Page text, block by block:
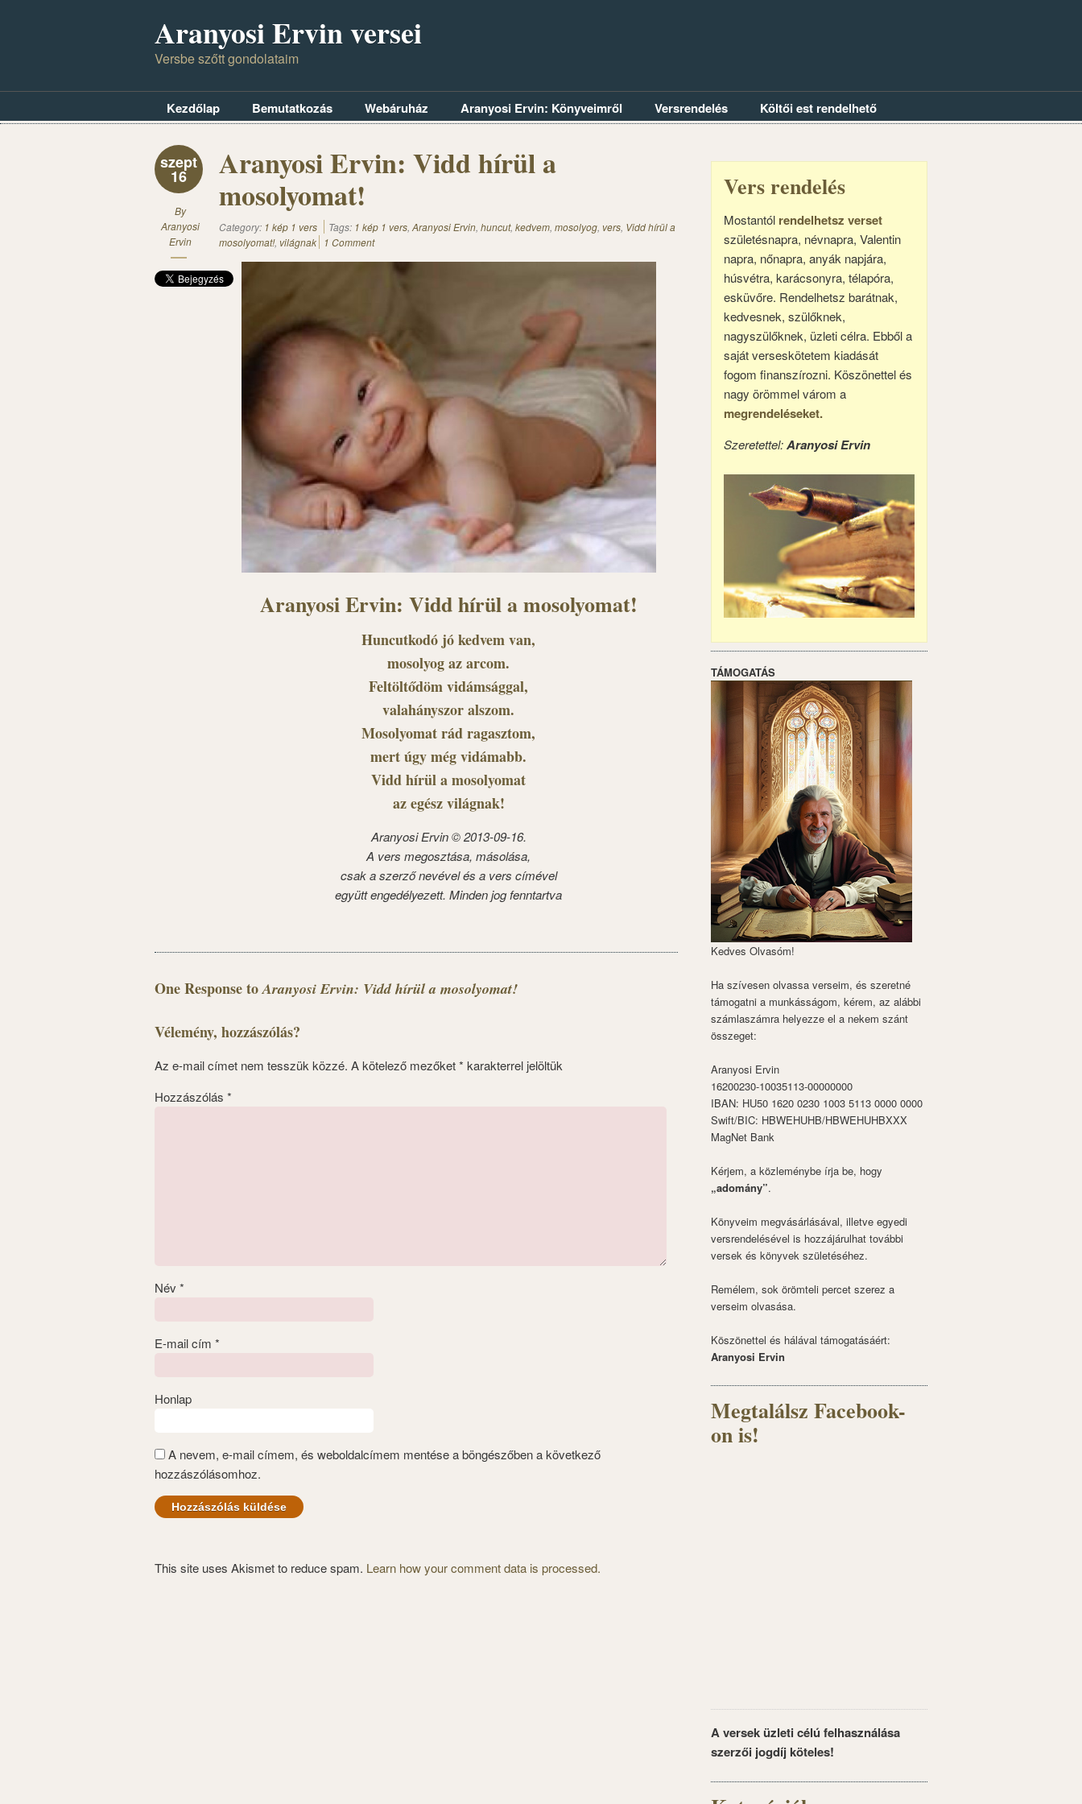
Aranyosi Ervin versei
Versbe szőtt gondolataim
Kezdőlap Bemutatkozás Webáruház Aranyosi Ervin: Könyveimről Versrendelés Költői est rendelhető
szept
16
By
Aranyosi
Ervin
Aranyosi Ervin: Vidd hírül a
mosolyomat!
Category: 1 kép 1 vers Tags: 1 kép 1 vers, Aranyosi Ervin, huncut, kedvem, mosolyog, vers, Vidd hírül a
mosolyomat!, világnak 1 Comment
Aranyosi Ervin: Vidd hírül a mosolyomat!
Huncutkodó jó kedvem van,
mosolyog az arcom.
Feltöltődöm vidámsággal,
valahányszor alszom.
Mosolyomat rád ragasztom,
mert úgy még vidámabb.
Vidd hírül a mosolyomat
az egész világnak!
Aranyosi Ervin © 2013-09-16.
A vers megosztása, másolása,
csak a szerző nevével és a vers címével
együtt engedélyezett. Minden jog fenntartva
One Response toAranyosi Ervin: Vidd hírül a mosolyomat!
Vélemény, hozzászólás?
Az e-mail címet nem tesszük közzé. A kötelező mezőket* karakterrel jelöltük
Hozzászólás *
Név *
E-mail cím *
Honlap
A nevem, e-mail címem, és weboldalcímem mentése a böngészőben a következő
hozzászólásomhoz.
This site uses Akismet to reduce spam. Learn how your comment data is processed.
Vers rendelés
Mostantól rendelhetsz verset
születésnapra, névnapra, Valentin
napra, nőnapra, anyák napjára,
húsvétra, karácsonyra, télapóra,
esküvőre. Rendelhetsz barátnak,
kedvesnek, szülőknek,
nagyszülőknek, üzleti célra. Ebből a
saját verseskötetem kiadását
fogom finanszírozni. Köszönettel és
nagy örömmel várom a
megrendeléseket.
Szeretettel:Aranyosi Ervin
TÁMOGATÁS
Kedves Olvasóm!
Ha szívesen olvassa verseim, és szeretné
támogatni a munkásságom, kérem, az alábbi
számlaszámra helyezze el a nekem szánt
összeget:
Aranyosi Ervin
16200230-10035113-00000000
IBAN: HU50 1620 0230 1003 5113 0000 0000
Swift/BIC: HBWEHUHB/HBWEHUHBXXX
MagNet Bank
Kérjem, a közleménybe írja be, hogy
„adomány”.
Könyveim megvásárlásával, illetve egyedi
versrendelésével is hozzájárulhat további
versek és könyvek születéséhez.
Remélem, sok örömteli percet szerez a
verseim olvasása.
Köszönettel és hálával támogatásáért:
Aranyosi Ervin
Megtalálsz Facebook-
on is!
A versek üzleti célú felhasználása
szerzői jogdíj köteles!